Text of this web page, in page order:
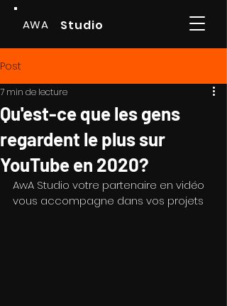
AWA Studio
Post
Qu'est-ce que les gens
regardent le plus sur
YouTube en 2020?
7 min de lecture
AwA Studio votre partenaire en vidéo
vous accompagne dans vos projets